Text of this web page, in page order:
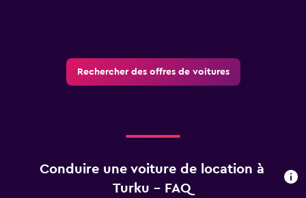
Rechercher des offres de voitures
Conduire une voiture de location à
Turku - FAQ